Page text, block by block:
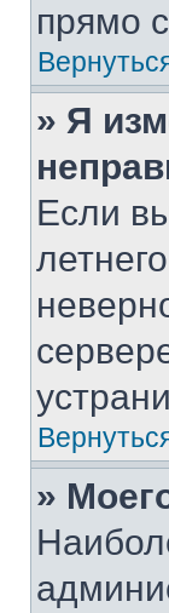
прямо
» Я
Если
»